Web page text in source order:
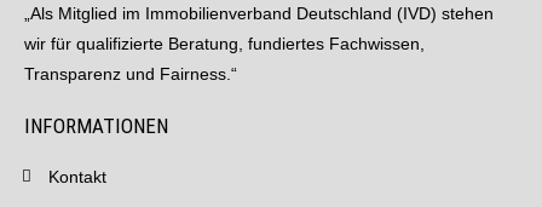
„Als Mitglied im Immobilienverband Deutschland (IVD) stehen
wir für qualifizierte Beratung, fundiertes Fachwissen,
Transparenz und Fairness.“
INFORMATIONEN
Kontakt